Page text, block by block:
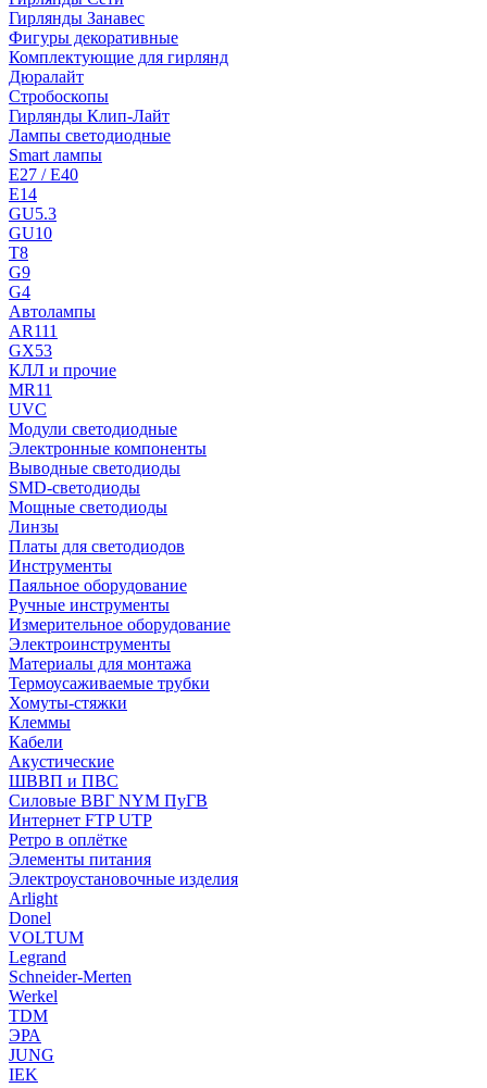
Гирлянды Занавес
Фигуры декоративные
Комплектующие для гирлянд
Дюралайт
Стробоскопы
Гирлянды Клип-Лайт
Лампы светодиодные
Smart лампы
E27 / E40
E14
GU5.3
GU10
T8
G9
G4
Автолампы
AR111
GX53
КЛЛ и прочие
MR11
UVC
Модули светодиодные
Электронные компоненты
Выводные светодиоды
SMD-светодиоды
Мощные светодиоды
Линзы
Платы для светодиодов
Инструменты
Паяльное оборудование
Ручные инструменты
Измерительное оборудование
Электроинструменты
Материалы для монтажа
Термоусаживаемые трубки
Хомуты-стяжки
Клеммы
Кабели
Акустические
ШВВП и ПВС
Силовые ВВГ NYM ПуГВ
Интернет FTP UTP
Ретро в оплётке
Элементы питания
Электроустановочные изделия
Arlight
Donel
VOLTUM
Legrand
Schneider-Merten
Werkel
TDM
ЭРА
JUNG
IEK